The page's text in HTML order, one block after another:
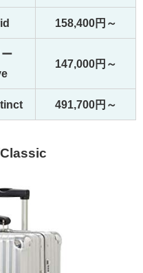
158,400円～
147,000円～
491,700円～
Classic